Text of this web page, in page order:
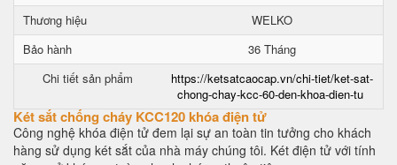
Thương hiệu
WELKO
Bảo hành
36 Tháng
Chi tiết sản phẩm
https://ketsatcaocap.vn/chi-tiet/ket-sat-
chong-chay-kcc-60-den-khoa-dien-tu
Két sắt chống cháy KCC120 khóa điện tử
Công nghệ khóa điện tử đem lại sự an toàn tin tưởng cho khách
hàng sử dụng két sắt của nhà máy chúng tôi. Két điện tử với tính